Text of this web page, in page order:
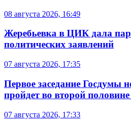
08 августа 2026, 16:49
Жеребьевка в ЦИК дала
политических заявлений
07 августа 2026, 17:35
Первое заседание Госдумы
пройдет во второй
07 августа 2026, 17:33